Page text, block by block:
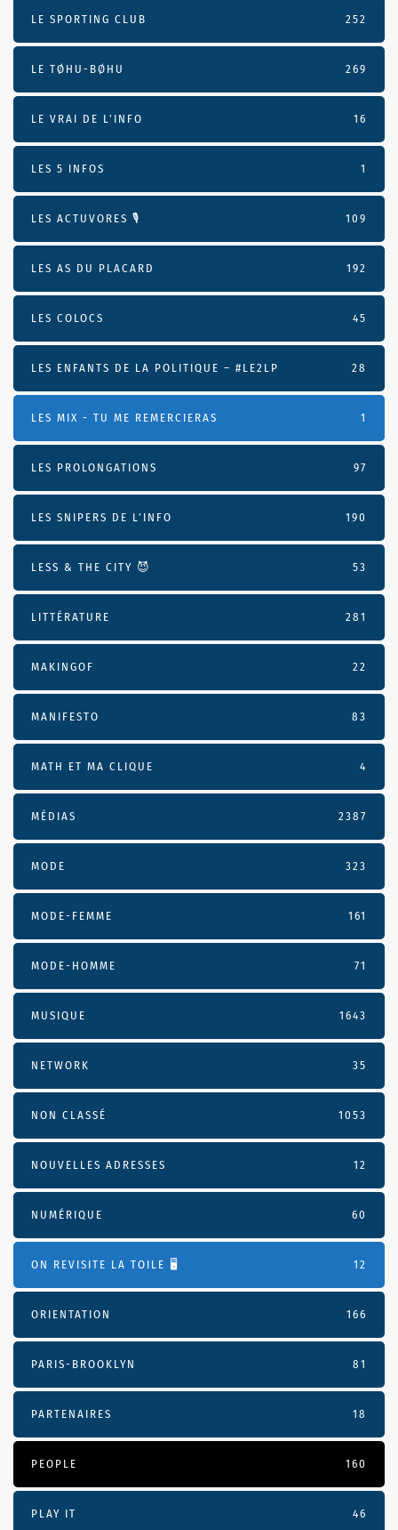
LE SPORTING CLUB 252
LE TØHU-BØHU 269
LE VRAI DE L’INFO 16
LES 5 INFOS 1
LES ACTUVORES 🎙 109
LES AS DU PLACARD 192
LES COLOCS 45
LES ENFANTS DE LA POLITIQUE – #LE2LP 28
LES MIX - TU ME REMERCIERAS 1
LES PROLONGATIONS 97
LES SNIPERS DE L’INFO 190
LESS & THE CITY 😈 53
LITTÉRATURE 281
MAKINGOF 22
MANIFESTO 83
MATH ET MA CLIQUE 4
MÉDIAS 2387
MODE 323
MODE-FEMME 161
MODE-HOMME 71
MUSIQUE 1643
NETWORK 35
NON CLASSÉ 1053
NOUVELLES ADRESSES 12
NUMÉRIQUE 60
ON REVISITE LA TOILE 🖥️ 12
ORIENTATION 166
PARIS-BROOKLYN 81
PARTENAIRES 18
PEOPLE 160
PLAY IT 46